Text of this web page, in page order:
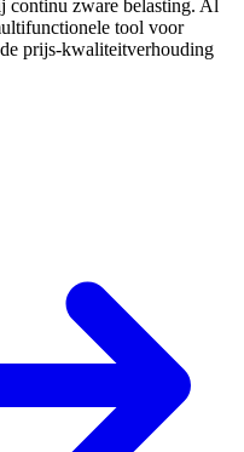
continu zware belasting. Al
tool voor
prijs-kwaliteitverhouding